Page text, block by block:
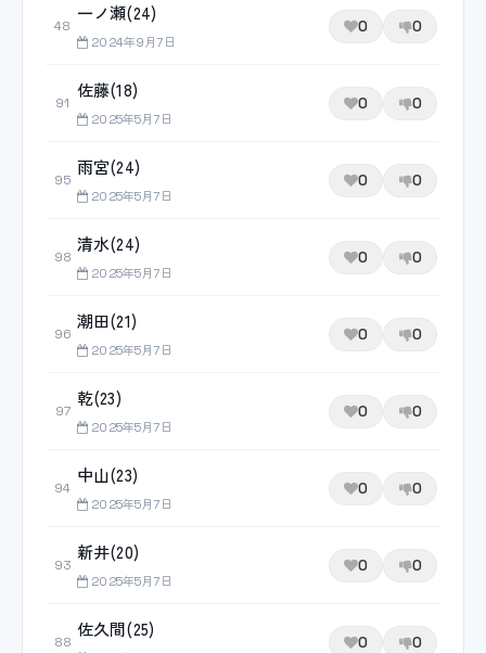
48
一ノ瀬(24)
2024年9月7日
0 0
91
佐藤(18)
2025年5月7日
0 0
95
雨宮(24)
2025年5月7日
0 0
98
清水(24)
2025年5月7日
0 0
96
潮田(21)
2025年5月7日
0 0
97
乾(23)
2025年5月7日
0 0
94
中山(23)
2025年5月7日
0 0
93
新井(20)
2025年5月7日
0 0
88
佐久間(25)
0 0